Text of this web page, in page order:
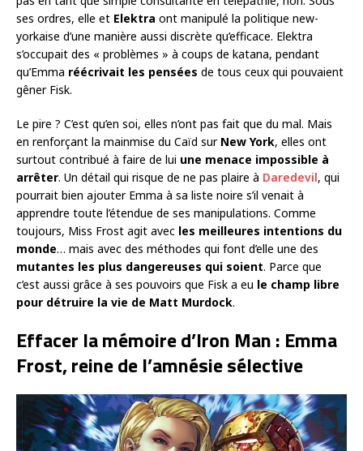
ses ordres, elle et Elektra ont manipulé la politique new-
yorkaise d’une manière aussi discrète qu’efficace. Elektra
s’occupait des « problèmes » à coups de katana, pendant
qu’Emma réécrivait les pensées de tous ceux qui pouvaient
gêner Fisk.
Le pire ? C’est qu’en soi, elles n’ont pas fait que du mal. Mais
en renforçant la mainmise du Caïd sur New York, elles ont
surtout contribué à faire de lui une menace impossible à
arrêter. Un détail qui risque de ne pas plaire à Daredevil, qui
pourrait bien ajouter Emma à sa liste noire s’il venait à
apprendre toute l’étendue de ses manipulations. Comme
toujours, Miss Frost agit avec les meilleures intentions du
monde… mais avec des méthodes qui font d’elle une des
mutantes les plus dangereuses qui soient. Parce que
c’est aussi grâce à ses pouvoirs que Fisk a eu le champ libre
pour détruire la vie de Matt Murdock.
Effacer la mémoire d’Iron Man : Emma
Frost, reine de l’amnésie sélective